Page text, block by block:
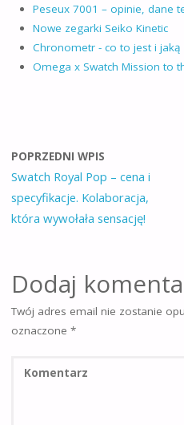
Peseux 7001 – opinie, dane
Nowe zegarki Seiko Kinetic
Chronometr - co to jest i jaką
Omega x Swatch Mission to
POPRZEDNI WPIS
Swatch Royal Pop – cena i
specyfikacje. Kolaboracja,
która wywołała sensację!
Dodaj
Twój adres email nie zostanie
oznaczone *